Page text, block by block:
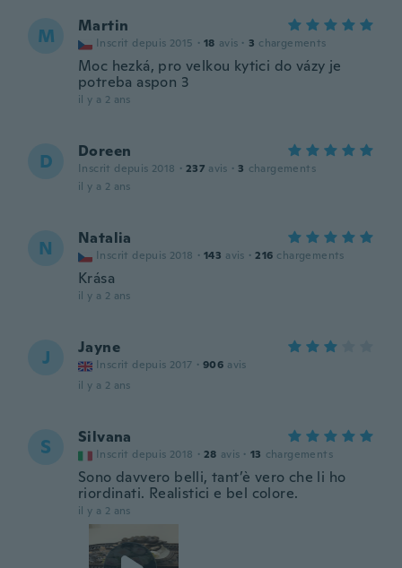
M Martin
Inscrit depuis 2015 · 18 avis · 3 chargements
Moc hezká, pro velkou kytici do vázy je
potreba aspon 3
il y a 2 ans
D Doreen
Inscrit depuis 2018 · 237 avis · 3 chargements
il y a 2 ans
N Natalia
Inscrit depuis 2018 · 143 avis · 216 chargements
Krása
il y a 2 ans
J Jayne
Inscrit depuis 2017 · 906 avis
il y a 2 ans
S Silvana
Inscrit depuis 2018 · 28 avis · 13 chargements
Sono davvero belli, tant’è vero che li ho
riordinati. Realistici e bel colore.
il y a 2 ans